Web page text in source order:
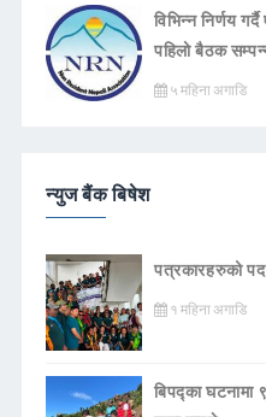
विभिन्न निर्णय
पहिलो बैठक
५ महिना अगाडि
न्युज बैंक बिषेश
पत्रकारहरुको
१ महिना अगाडि
बिपद्का